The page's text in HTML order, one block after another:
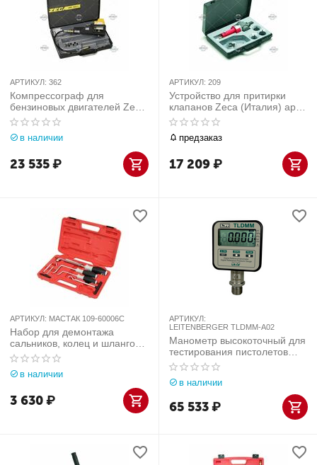
АРТИКУЛ: 362
Компрессограф для
бензиновых двигателей Zeca
(Италия) арт. 362
в наличии
23 535₽
АРТИКУЛ: 209
Устройство для притирки
клапанов Zeca (Италия) арт.
209
предзаказ
17 209₽
АРТИКУЛ: МАСТАК 109-60006C
Набор для демонтажа
сальников, колец и шлангов
МАСТАК 109-60006C
в наличии
3 630₽
АРТИКУЛ:
LEITENBERGER TLDMM-A02
Манометр высокоточный для
тестирования пистолетов
подкачки до 10 бар
LEITENBERGER TLDMM-A02
в наличии
65 533₽